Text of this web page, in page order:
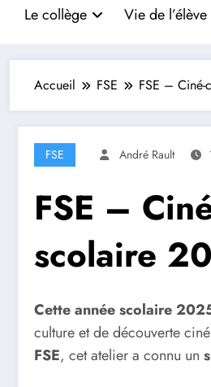
Le collège Vie de l’élève
Accueil FSE FSE –
FSE André Rault
FSE –
scolaire
Cette année scolaire
culture et de découverte
FSE, cet atelier a connu un